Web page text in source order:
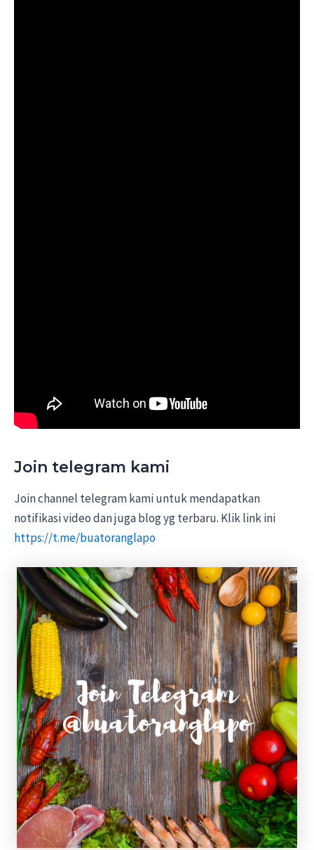
Join telegram kami
Join channel telegram kami untuk mendapatkan
notifikasi video dan juga blog yg terbaru. Klik link ini
https://t.me/buatoranglapo